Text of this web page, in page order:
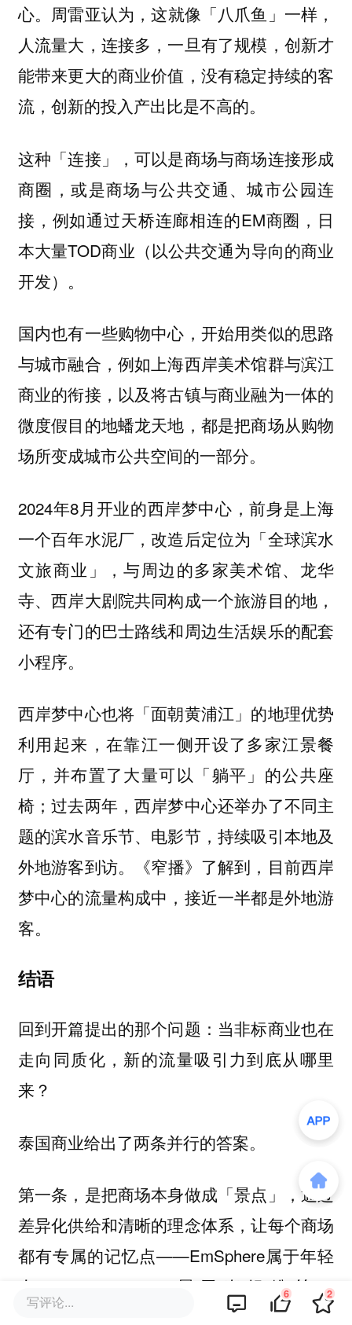
心。周雷亚认为，这就像「八爪鱼」一样，
人流量大，连接多，一旦有了规模，创新才
能带来更大的商业价值 ，没有稳定持续的客
流，创新的投入产出比是不高的。
这种「连接」，可以是商场与商场连接形成
商圈，或是商场与公共交通、城市公园连
接，例如通过天桥连廊相连的EM商圈，日
本大量TOD商业（以公共交通为导向的商业
开发）。
国内也有一些购物中心，开始用类似的思路
与城市融合，例如上海西岸美术馆群与滨江
商业的衔接，以及将古镇与商业融为一体的
微度假目的地蟠龙天地，都是把商场从购物
场所变成城市公共空间的一部分。
2024年8月开业的西岸梦中心，前身是上海
一个百年水泥厂，改造后定位为「全球滨水
文旅商业」，与周边的多家美术馆、龙华
寺、西岸大剧院共同构成一个旅游目的地，
还有专门的巴士路线和周边生活娱乐的配套
小程序。
西岸梦中心也将「面朝黄浦江」的地理优势
利用起来，在靠江一侧开设了多家江景餐
厅，并布置了大量可以「躺平」的公共座
椅；过去两年，西岸梦中心还举办了不同主
题的滨水音乐节、电影节，持续吸引本地及
外地游客到访。
《窄播》了解到，目前西岸
梦中心的流量构成中，接近一半都是外地游
客。
结语
回到开篇提出的那个问题：当非标商业也在
走向同质化，新的流量吸引力到底从哪里
来？
泰国商业给出了两条并行的答案。
第一条，是把商场本身做成「景点」，通过
差异化供给和清晰的理念体系，让每个商场
都有专属的记忆点——EmSphere属于年轻
人，Central World属于泰娱粉丝，
ICONSIAM属于所有想一站式体验泰国的
写评论... 6 2